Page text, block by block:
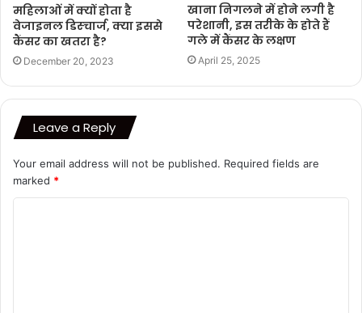
महिलाओं में क्यों होता है
वेजाइनल डिस्चार्ज, क्या इससे
कैंसर का खतरा है?
December 20, 2023
खाना निगलने में होने लगी है
परेशानी, इस तरीके के होते हैं
गले में कैंसर के लक्षण
April 25, 2025
Leave a Reply
Your email address will not be published. Required fields are
marked *